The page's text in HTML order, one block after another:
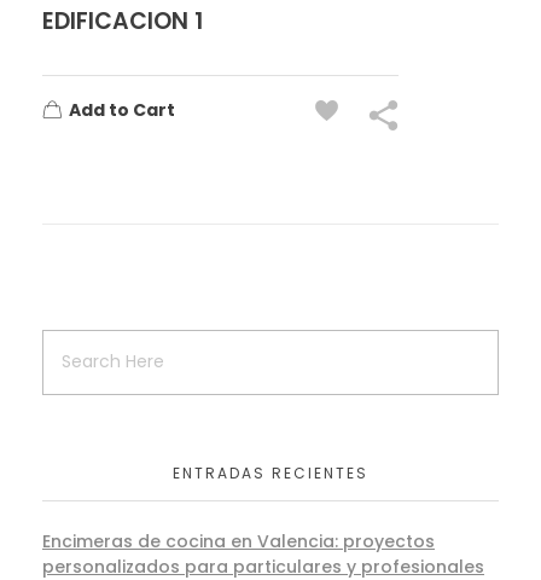
EDIFICACION 1
Add to Cart
ENTRADAS RECIENTES
Encimeras de cocina en Valencia: proyectos
personalizados para particulares y profesionales